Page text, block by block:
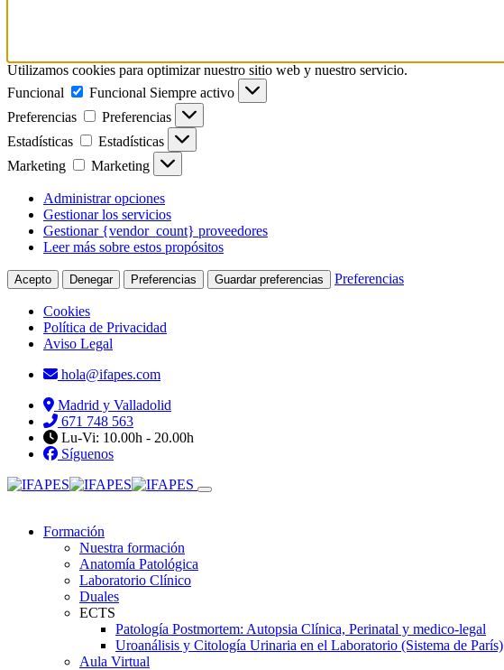
Utilizamos cookies para optimizar nuestro sitio web y nuestro servicio.
Funcional
Funcional Siempre activo
Preferencias
Preferencias
Estadísticas
Estadísticas
Marketing
Marketing
Administrar opciones
Gestionar los servicios
Gestionar {vendor_count} proveedores
Leer más sobre estos propósitos
Acepto Denegar Preferencias Guardar preferencias Preferencias
Cookies
Política de Privacidad
Aviso Legal
hola@ifapes.com
Madrid y Valladolid
671 748 563
Lu-Vi: 10.00h - 20.00h
Síguenos
Formación
Nuestra formación
Anatomía Patológica
Laboratorio Clínico
Duales
ECTS
Patología Postmortem: Autopsia Clínica, Perinatal y medico-legal
Uroanálisis y Citología Urinaria en el Laboratorio (Sistema de París)
Aula Virtual